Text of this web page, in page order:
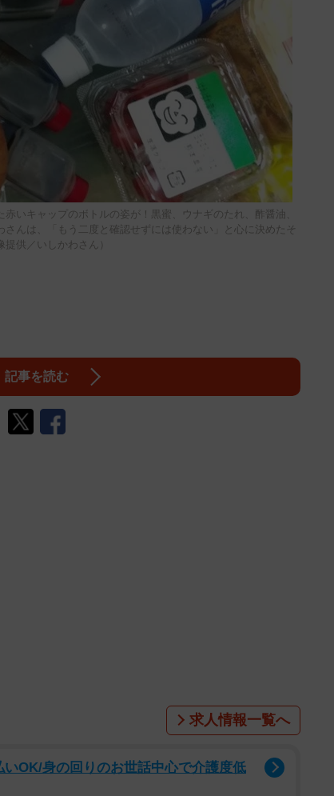
いキャップのボトルの姿が！黒蜜、ウナギのたれ、酢醤油、
んは、「もう二度と確認せずには使わない」と心に決めたそ
提供／いしかわさん）
記事を読む
求人情報一覧へ
OK/身の回りのお世話中心で介護度低